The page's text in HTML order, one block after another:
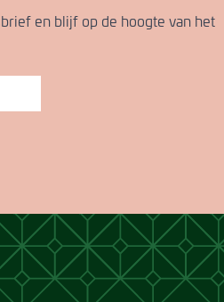
en blijf op de hoogte van het